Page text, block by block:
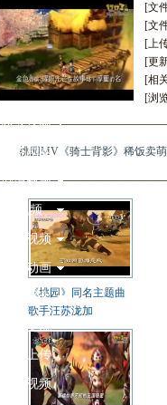
职业视频
任务副本
剧情视频
PK视频
帮会视频
游戏动画
视频播客
制作交流
如何上传
上传视频
[文
[文
[上
[更
[相
[浏
桃园MV《骑士背影》稀饭卖
《桃园》同名主题曲
歌手汪苏泷加